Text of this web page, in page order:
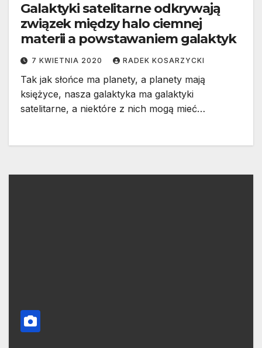
Galaktyki satelitarne odkrywają
związek między halo ciemnej
materii a powstawaniem galaktyk
7 KWIETNIA 2020 RADEK KOSARZYCKI
Tak jak słońce ma planety, a planety mają
księżyce, nasza galaktyka ma galaktyki
satelitarne, a niektóre z nich mogą mieć…